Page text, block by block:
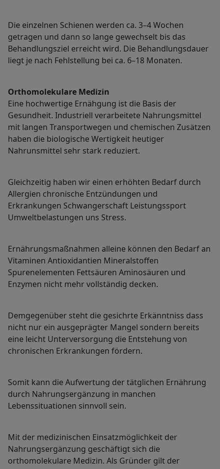
Die einzelnen Schienen werden ca. 3–4 Wochen
getragen und dann so lange gewechselt bis das
Behandlungsziel erreicht wird. Die Behandlungsdauer
liegt je nach Fehlstellung bei ca. 6–18 Monaten.
Orthomolekulare Medizin
Eine hochwertige Ernähgung ist die Basis der
Gesundheit. Industriell verarbeitete Nahrungsmittel
mit langen Transportwegen und chemischen Zusätzen
haben die biologische Wertigkeit heutiger
Nahrunsmittel sehr stark reduziert.
Gleichzeitig haben wir einen erhöhten Bedarf durch
Allergien chronische Entzündungen und
Erkrankungen Schwangerschaft Leistungssport
Umweltbelastungen uns Stress.
Ernährungsmaßnahmen alleine können den Bedarf an
Vitaminen Antioxidantien Mineralstoffen
Spurenelementen Fettsäuren Aminosäuren und
Enzymen nicht mehr vollständig decken.
Demgegenüber steht die gesichrte Erkänntniss dass
nicht nur ein ausgeprägter Mangel sondern bereits
eine leicht Unterversorgung die Entstehung von
chronischen Erkrankungen fördern.
Somit kann die Aufwertung der tätglichen Ernährung
durch Nahrungsergänzung in manchen
Lebenssituationen sinnvoll sein.
Mit der medizinischen Einsatzmöglichkeit der
Nahrungsergänzung geschäftigt sich die
orthomolekulare Medizin. Als Gründer gilt der